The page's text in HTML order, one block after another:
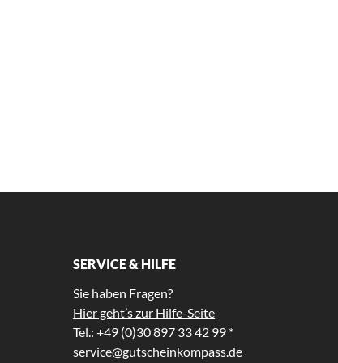
SERVICE & HILFE
Sie haben Fragen?
Hier geht’s zur Hilfe-Seite
Tel.: +49 (0)30 897 33 42 99 *
service@gutscheinkompass.de